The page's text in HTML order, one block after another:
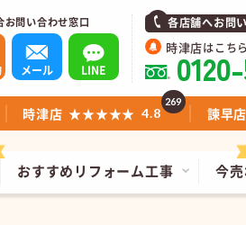
お問い合わせ窓口
メール LINE
各店舗へお問
時津店はこち
今売
おすすめリフォーム工事
時津店 ★★★★★ 4.8
269
諫早店